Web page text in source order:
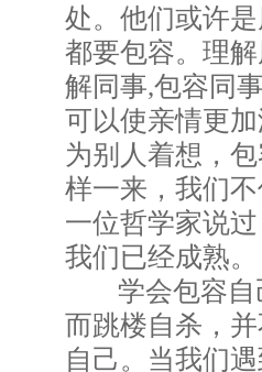
处。他们或许
都要包容。理
解同事,包容同
可以使亲情更
为别人着想，
样一来，我们
一位哲学家说
我们已经成熟。
学会包容自
而跳楼自杀，
自己。当我们